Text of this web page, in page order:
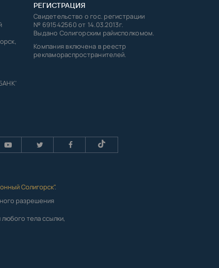
РЕГИСТРАЦИЯ
Свидетельство о гос. регистрации
№ 691542560 от 14.03.2013г.
Выдано Солигорским райисполкомом.
Компания включена в реестр
рекламораспространителей.
Солигорск".
разрешения
тела ссылки,